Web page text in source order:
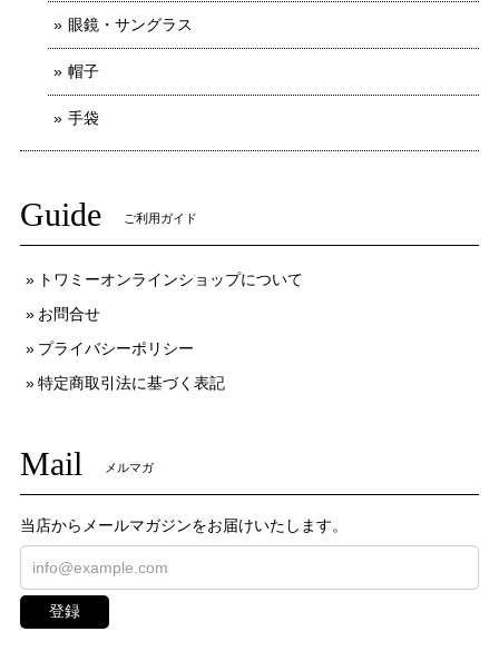
眼鏡・サングラス
帽子
手袋
Guide ご利用ガイド
トワミーオンラインショップについて
お問合せ
プライバシーポリシー
特定商取引法に基づく表記
Mail メルマガ
当店からメールマガジンをお届けいたします。
登録